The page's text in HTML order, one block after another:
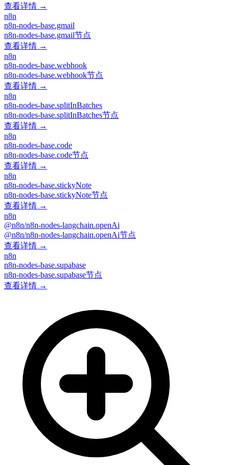
查看详情 →
n8n
n8n-nodes-base.gmail
n8n-nodes-base.gmail节点
查看详情 →
n8n
n8n-nodes-base.webhook
n8n-nodes-base.webhook节点
查看详情 →
n8n
n8n-nodes-base.splitInBatches
n8n-nodes-base.splitInBatches节点
查看详情 →
n8n
n8n-nodes-base.code
n8n-nodes-base.code节点
查看详情 →
n8n
n8n-nodes-base.stickyNote
n8n-nodes-base.stickyNote节点
查看详情 →
n8n
@n8n/n8n-nodes-langchain.openAi
@n8n/n8n-nodes-langchain.openAi节点
查看详情 →
n8n
n8n-nodes-base.supabase
n8n-nodes-base.supabase节点
查看详情 →